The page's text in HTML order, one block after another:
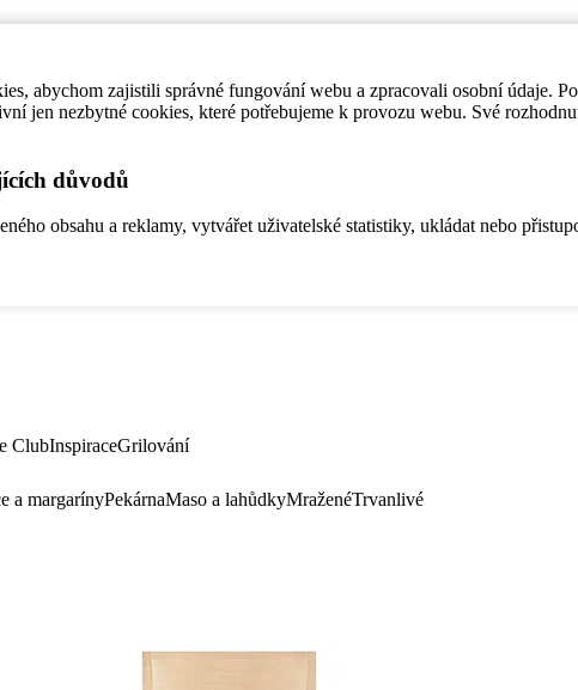
abychom zajistili správné fungování webu a zpracovali osobní údaje.
jen nezbytné cookies, které potřebujeme k provozu webu. Své
důvodů
obsahu a reklamy, vytvářet uživatelské statistiky, ukládat nebo
ClubInspiraceGrilování
a margarínyPekárnaMaso a lahůdkyMraženéTrvanlivé